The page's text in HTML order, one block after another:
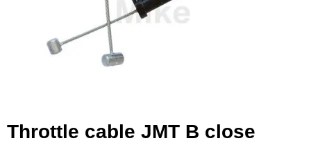
Throttle cable JMT B close